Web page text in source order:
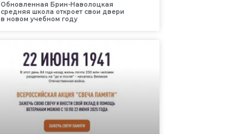
Обновленная Брин-Наволоцкая
средняя школа откроет свои двери
в новом учебном году